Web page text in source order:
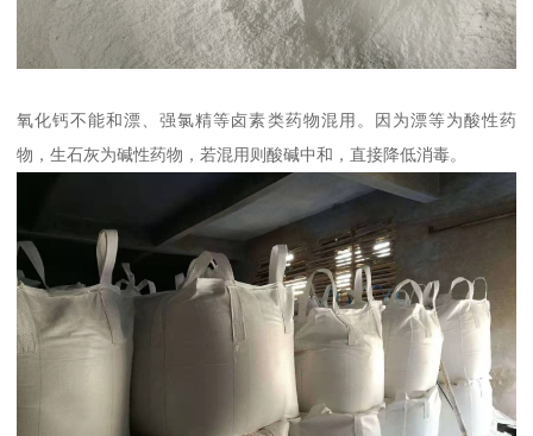
氧化钙不能和漂、强氯精等卤素类药物混用。因为漂等为酸性药
物，生石灰为碱性药物，若混用则酸碱中和，直接降低消毒。